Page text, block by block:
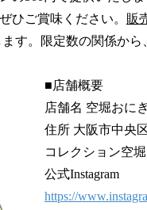
ひご賞味ください。 販
す。限定数の関係から
■店舗概要
店舗名 空堀おに
住所 大阪市中央
コレクション空
公式Instagram
https://